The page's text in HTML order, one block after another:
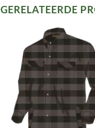
GERELATEERDE